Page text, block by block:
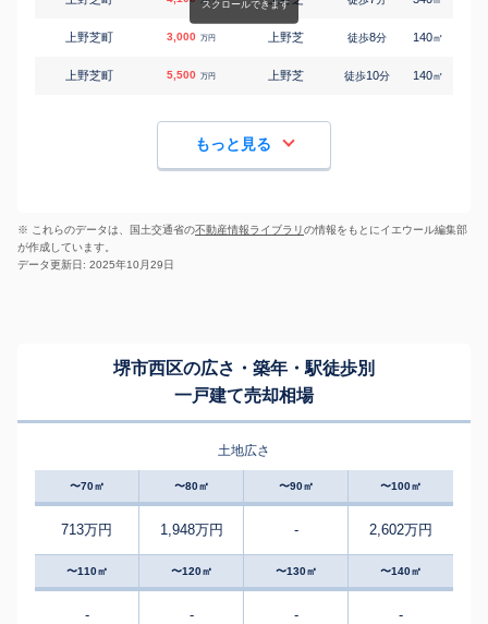
上野芝町 3,000 万円 上野芝 徒歩8分 140㎡
上野芝町 5,500 万円 上野芝 徒歩10分 140㎡
もっと見る
※ これらのデータは、国土交通省の不動産情報ライブラリの情報をもとにイエウール編集部
が作成しています。
データ更新日: 2025年10月29日
堺市西区の広さ・築年・駅徒歩別
一戸建て売却相場
土地広さ
〜70㎡ 〜80㎡ 〜90㎡ 〜100㎡
713万円 1,948万円 - 2,602万円
〜110㎡ 〜120㎡ 〜130㎡ 〜140㎡
- - - -